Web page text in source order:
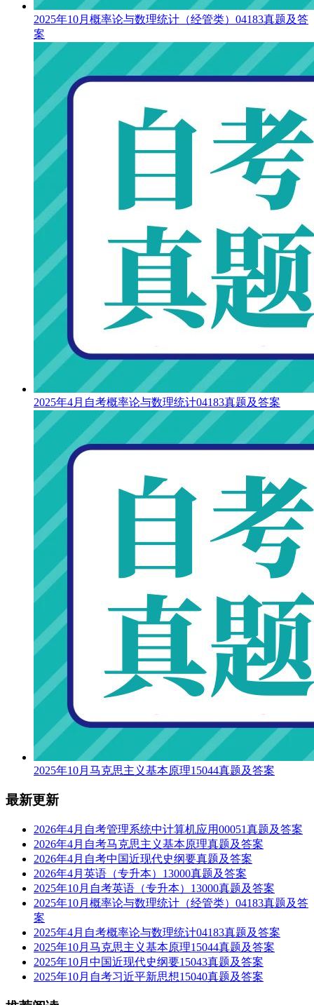
2025年10月概率论与数理统计（经管类）04183真题及答
案
2025年4月自考概率论与数理统计04183真题及答案
2025年10月马克思主义基本原理15044真题及答案
最新更新
2026年4月自考管理系统中计算机应用00051真题及答案
2026年4月自考马克思主义基本原理真题及答案
2026年4月自考中国近现代史纲要真题及答案
2026年4月英语（专升本）13000真题及答案
2025年10月自考英语（专升本）13000真题及答案
2025年10月概率论与数理统计（经管类）04183真题及答
案
2025年4月自考概率论与数理统计04183真题及答案
2025年10月马克思主义基本原理15044真题及答案
2025年10月中国近现代史纲要15043真题及答案
2025年10月自考习近平新思想15040真题及答案